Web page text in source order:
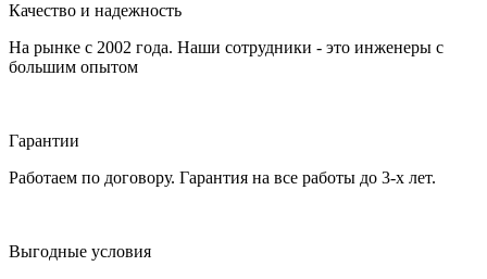
Качество и надежность
На рынке с 2002 года. Наши сотрудники - это инженеры с
большим опытом
Гарантии
Работаем по договору. Гарантия на все работы до 3-х лет.
Выгодные условия